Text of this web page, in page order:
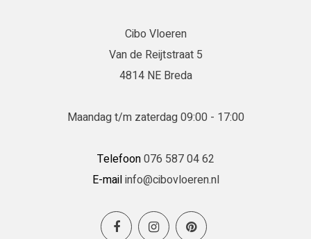
Cibo Vloeren
Van de Reijtstraat 5
4814 NE Breda
Maandag t/m zaterdag 09:00 - 17:00
Telefoon076 587 04 62
E-mailinfo@cibovloeren.nl